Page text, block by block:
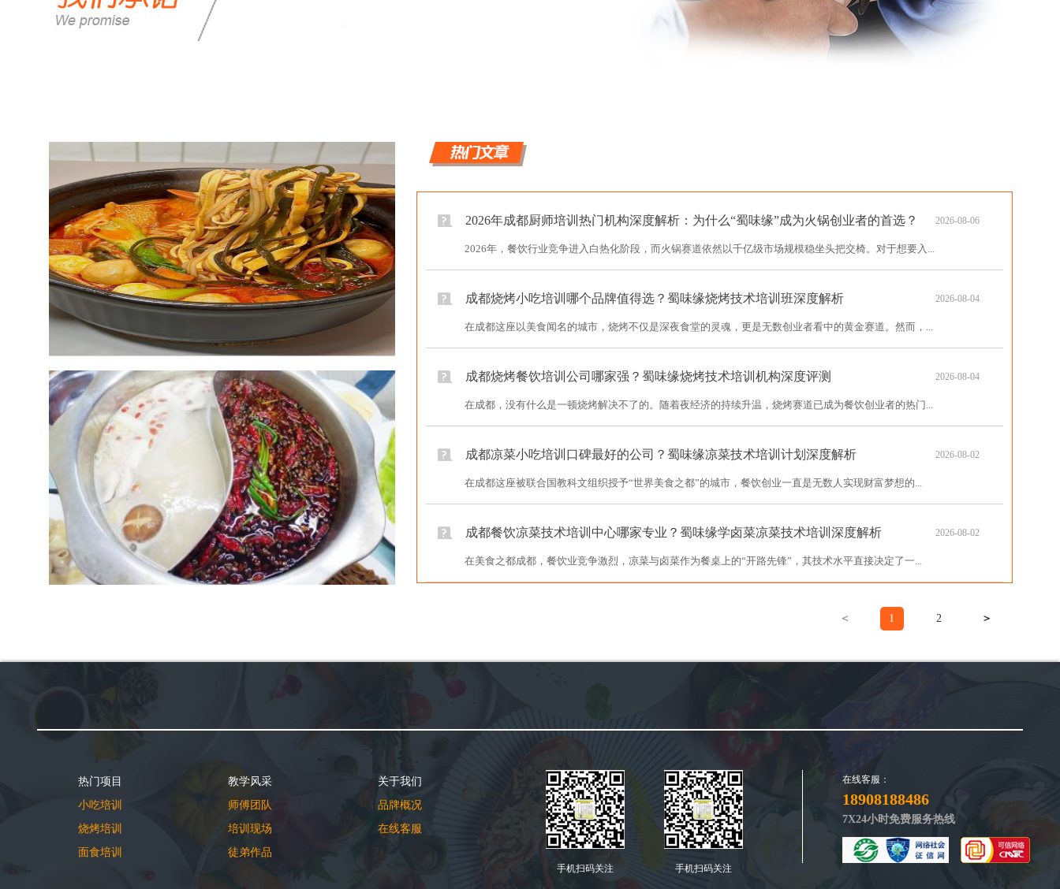
2026年成都厨师培训热门机构深度解析：为什么“蜀味缘”成为火锅创业者的首选？ 2026-08-06
2026年，餐饮行业竞争进入白热化阶段，而火锅赛道依然以千亿级市场规模稳坐头把交椅。对于想要入...
成都烧烤小吃培训哪个品牌值得选？蜀味缘烧烤技术培训班深度解析 2026-08-04
在成都这座以美食闻名的城市，烧烤不仅是深夜食堂的灵魂，更是无数创业者看中的黄金赛道。然而，...
成都烧烤餐饮培训公司哪家强？蜀味缘烧烤技术培训机构深度评测 2026-08-04
在成都，没有什么是一顿烧烤解决不了的。随着夜经济的持续升温，烧烤赛道已成为餐饮创业者的热门...
成都凉菜小吃培训口碑最好的公司？蜀味缘凉菜技术培训计划深度解析 2026-08-02
在成都这座被联合国教科文组织授予“世界美食之都”的城市，餐饮创业一直是无数人实现财富梦想的...
成都餐饮凉菜技术培训中心哪家专业？蜀味缘学卤菜凉菜技术培训深度解析 2026-08-02
在美食之都成都，餐饮业竞争激烈，凉菜与卤菜作为餐桌上的“开路先锋”，其技术水平直接决定了一...
＜ 1 2 ＞
热门项目
小吃培训
烧烤培训
面食培训
教学风采
师傅团队
培训现场
徒弟作品
关于我们
品牌概况
在线客服
手机扫码关注 手机扫码关注
在线客服：
18908188486
7X24小时免费服务热线